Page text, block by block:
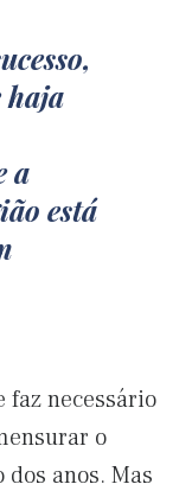
haja
a
está
faz necessário
o
anos. Mas